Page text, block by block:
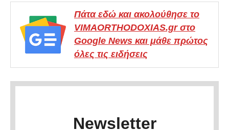
Πάτα εδώ και ακολούθησε το
VIMAORTHODOXIAS.gr στο
Google News και μάθε πρώτος
όλες τις ειδήσεις
Newsletter